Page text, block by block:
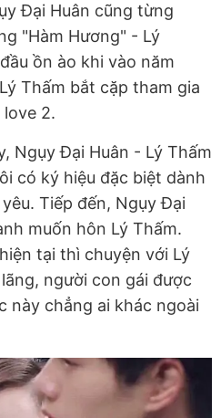
Đại Huân cũng từng
"Hàm Hương" - Lý
ồn ào khi vào năm
Thấm bắt cặp tham gia
2.
Ngụy Đại Huân - Lý Thấm
có ký hiệu đặc biệt dành
Tiếp đến, Ngụy Đại
muốn hôn Lý Thấm.
tại thì chuyện với Lý
người con gái được
này chẳng ai khác ngoài